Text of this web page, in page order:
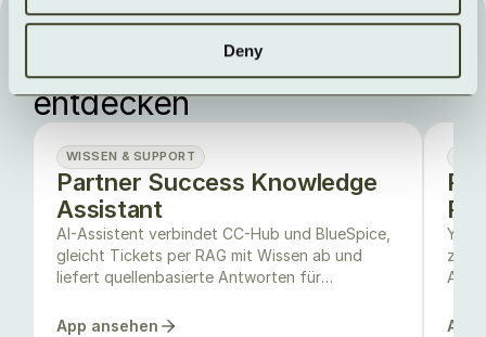
Deny
Weitere AI Microapps
entdecken
WISSEN & SUPPORT
Partner Success Knowledge
Assistant
AI-Assistent verbindet CC-Hub und BlueSpice,
gleicht Tickets per RAG mit Wissen ab und
liefert quellenbasierte Antworten für
App ansehen
zeigt
App